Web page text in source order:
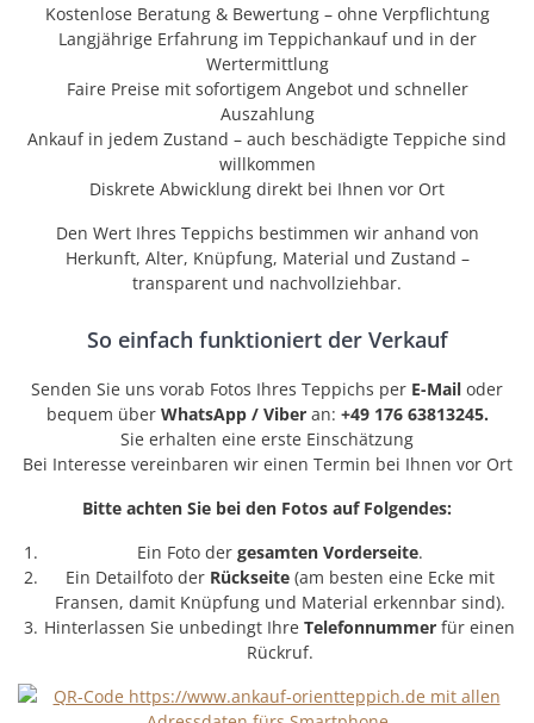
Kostenlose Beratung & Bewertung – ohne Verpflichtung
Langjährige Erfahrung im Teppichankauf und in der
Wertermittlung
Faire Preise mit sofortigem Angebot und schneller
Auszahlung
Ankauf in jedem Zustand – auch beschädigte Teppiche sind
willkommen
Diskrete Abwicklung direkt bei Ihnen vor Ort
Den Wert Ihres Teppichs bestimmen wir anhand von
Herkunft, Alter, Knüpfung, Material und Zustand –
transparent und nachvollziehbar.
So einfach funktioniert der Verkauf
Senden Sie uns vorab Fotos Ihres Teppichs per E-Mail oder
bequem über WhatsApp / Viberan: +49 176 63813245.
Sie erhalten eine erste Einschätzung
Bei Interesse vereinbaren wir einen Termin bei Ihnen vor Ort
Bitte achten Sie bei den Fotos auf Folgendes:
Ein Foto der gesamten Vorderseite.
Ein Detailfoto der Rückseite(am besten eine Ecke mit
Fransen, damit Knüpfung und Material erkennbar sind).
Hinterlassen Sie unbedingt Ihre Telefonnummer für einen
Rückruf.